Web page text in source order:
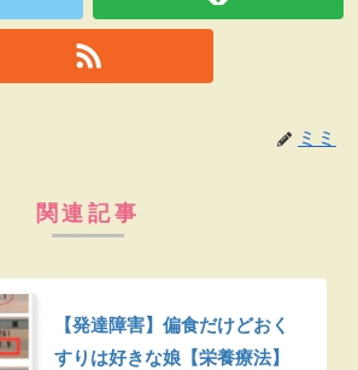
ミミ
関連記事
【発達障害】偏食だけどおく
すりは好きな娘【栄養療法】